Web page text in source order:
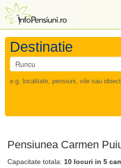
Destinatie
e.g. localitate, pensiuni, vile sau
Pensiunea Carmen
Capacitate totala: 10 locuri in 5